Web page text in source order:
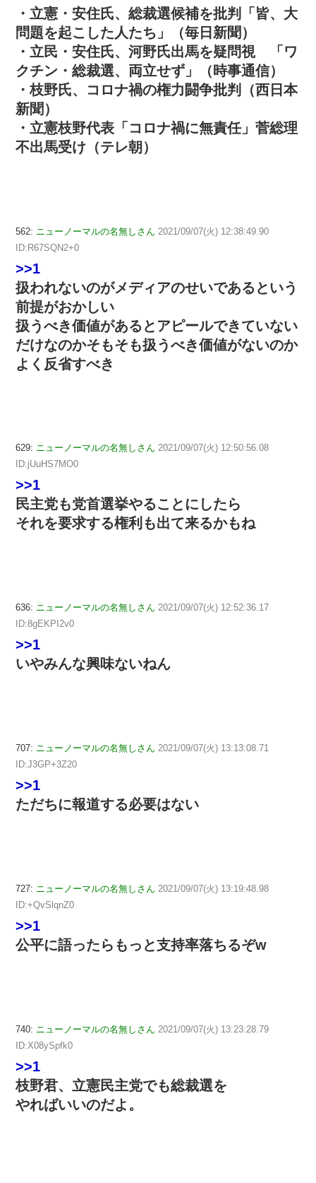
・立憲・安住氏、総裁選候補を批判「皆、大
問題を起こした人たち」（毎日新聞）
・立民・安住氏、河野氏出馬を疑問視 「ワ
クチン・総裁選、両立せず」（時事通信）
・枝野氏、コロナ禍の権力闘争批判（西日本
新聞）
・立憲枝野代表「コロナ禍に無責任」菅総理
不出馬受け（テレ朝）
562: ニューノーマルの名無しさん 2021/09/07(火) 12:38:49.90
ID:R67SQN2+0
>>1
扱われないのがメディアのせいであるという
前提がおかしい
扱うべき価値があるとアピールできていない
だけなのかそもそも扱うべき価値がないのか
よく反省すべき
629: ニューノーマルの名無しさん 2021/09/07(火) 12:50:56.08
ID:jUuHS7MO0
>>1
民主党も党首選挙やることにしたら
それを要求する権利も出て来るかもね
636: ニューノーマルの名無しさん 2021/09/07(火) 12:52:36.17
ID:8gEKPI2v0
>>1
いやみんな興味ないねん
707: ニューノーマルの名無しさん 2021/09/07(火) 13:13:08.71
ID:J3GP+3Z20
>>1
ただちに報道する必要はない
727: ニューノーマルの名無しさん 2021/09/07(火) 13:19:48.98
ID:+QvSlqnZ0
>>1
公平に語ったらもっと支持率落ちるぞw
740: ニューノーマルの名無しさん 2021/09/07(火) 13:23:28.79
ID:X08ySpfk0
>>1
枝野君、立憲民主党でも総裁選を
やればいいのだよ。